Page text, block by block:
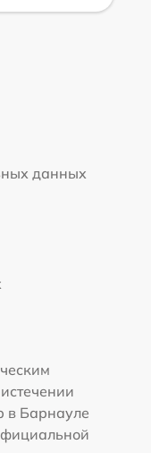
данных
в Барнауле